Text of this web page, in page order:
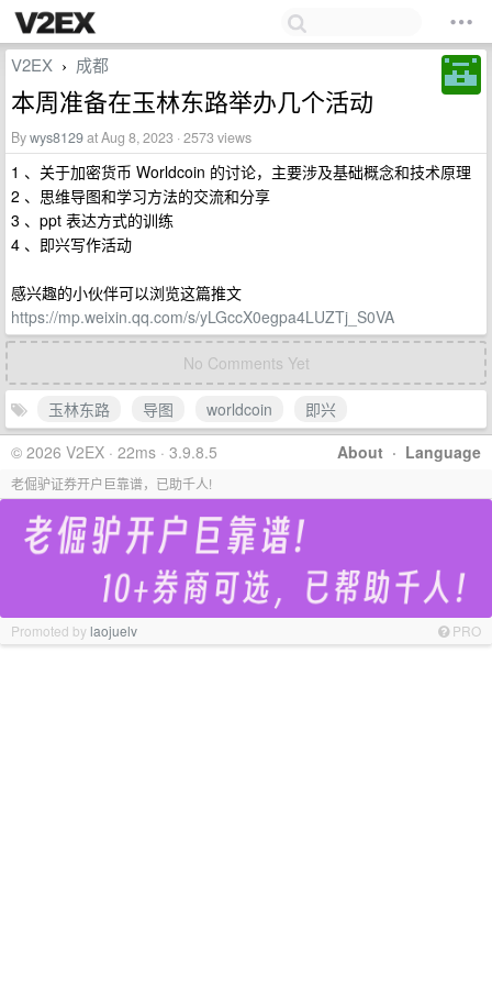
V2EX › 成都
本周准备在玉林东路举办几个活动
Bywys8129at Aug 8, 2023 · 2573 views
1 、关于加密货币 Worldcoin 的讨论，主要涉及基础概念和技术原理
2 、思维导图和学习方法的交流和分享
3 、ppt 表达方式的训练
4 、即兴写作活动
感兴趣的小伙伴可以浏览这篇推文
https://mp.weixin.qq.com/s/yLGccX0egpa4LUZTj_S0VA
No Comments Yet
玉林东路 导图 worldcoin
即兴
About · Language
© 2026 V2EX · 22ms · 3.9.8.5
老倔驴证券开户巨靠谱，已助千人!
Promoted bylaojuelv PRO